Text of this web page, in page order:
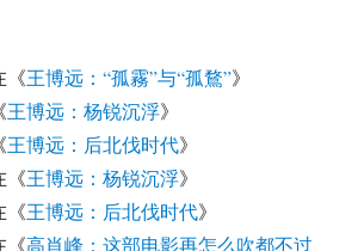
《王博远：“孤霧”与“孤鶩”》
王博远：杨锐沉浮》
王博远：后北伐时代》
《王博远：杨锐沉浮》
《王博远：后北伐时代》
《高肖峰：这部电影再怎么吹都不过